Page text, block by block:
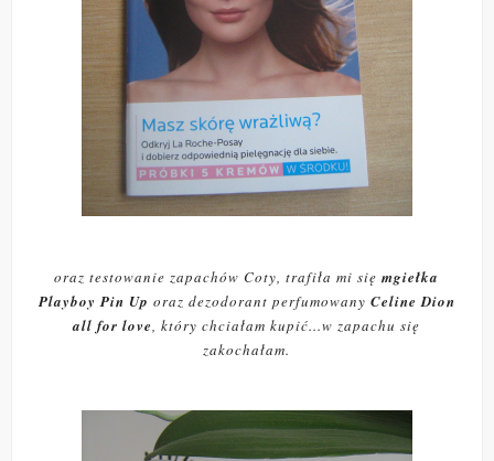
oraz testowanie zapachów Coty, trafiła mi sięmgiełka
Playboy Pin Up oraz dezodorant perfumowany Celine Dion
all for love, który chciałam kupić...w zapachu się
zakochałam.